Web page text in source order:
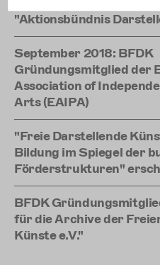
"Aktionsbündnis
September 2018: BFDK
Gründungsmitglied der
Association of
Arts (EAIPA)
"Freie Darstellende
Bildung im Spiegel der
Förderstrukturen"
BFDK
für die Archive der
Künste e.V."